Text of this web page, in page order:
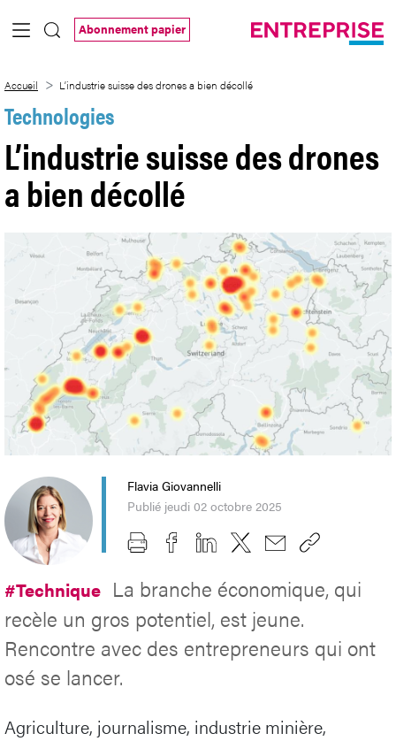
Saut au contenu principal
Abonnement papier
Accueil L’industrie suisse des drones a bien décollé
Technologies
L’industrie suisse des drones
a bien décollé
Flavia Giovannelli
Publié jeudi 02 octobre 2025
#Technique La branche économique, qui
recèle un gros potentiel, est jeune.
Rencontre avec des entrepreneurs qui ont
osé se lancer.
Agriculture, journalisme, industrie minière,